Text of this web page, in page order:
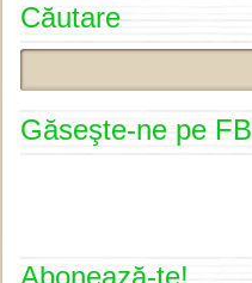
Căutare
Găseşte-ne pe FB